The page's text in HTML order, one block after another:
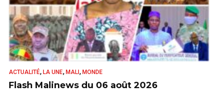
ACTUALITÉ, LA UNE, MALI , MONDE
Flash Malinews du 06 août 2026